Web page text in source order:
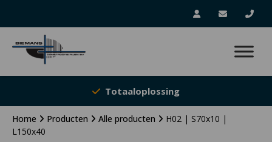
Totaaloplossing
Home Producten Alle producten
H02 | S70x10 |
L150x40